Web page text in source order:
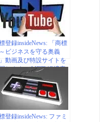
業省）
登録insideNews: 「商標
ビジネスを守る奥義
動画及び特設サイトを
します （METI/経済産
省）
登録insideNews: ファミ